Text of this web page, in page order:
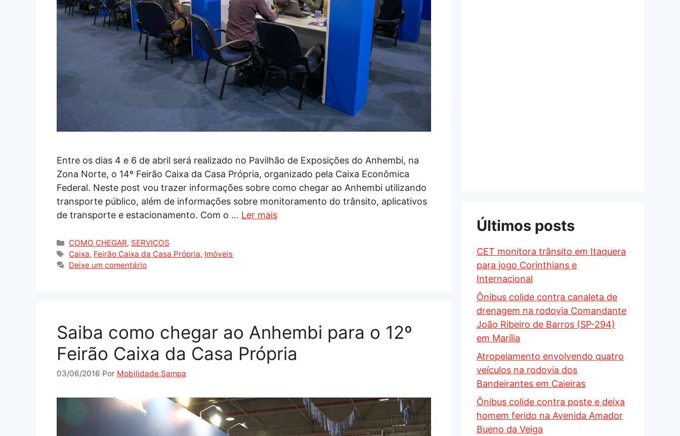
Entre os dias 4 e 6 de abril será realizado no Pavilhão de Exposições do Anhembi, na
Zona Norte, o 14º Feirão Caixa da Casa Própria, organizado pela Caixa Econômica
Federal. Neste post vou trazer informações sobre como chegar ao Anhembi utilizando
transporte público, além de informações sobre monitoramento do trânsito, aplicativos
de transporte e estacionamento. Com o … Ler mais
Categorias
COMO CHEGAR, SERVIÇOS
Tags
Caixa, Feirão Caixa da Casa Própria, Imóveis
Deixe um comentário
Saiba como chegar ao Anhembi para o 12º
Feirão Caixa da Casa Própria
03/06/2016 Por Mobilidade Sampa
Últimos posts
CET monitora trânsito em Itaquera
para jogo Corinthians e
Internacional
Ônibus colide contra canaleta de
drenagem na rodovia Comandante
João Ribeiro de Barros (SP-294)
em Marília
Atropelamento envolvendo quatro
veículos na rodovia dos
Bandeirantes em Caieiras
Ônibus colide contra poste e deixa
homem ferido na Avenida Amador
Bueno da Veiga